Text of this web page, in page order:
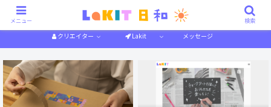
作り方解説 特集一覧
クリエイター Lakit メッセージ
メニュー 検索